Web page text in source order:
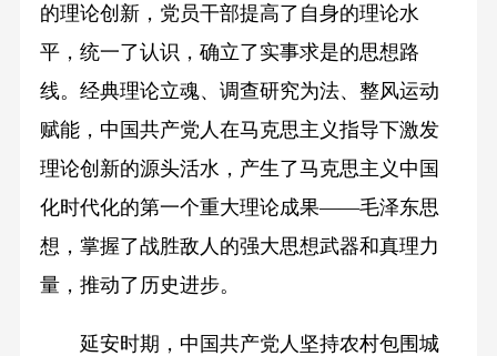
的理论创新，党员干部提高了自身的理论水
平，统一了认识，确立了实事求是的思想路
线。经典理论立魂、调查研究为法、整风运动
赋能，中国共产党人在马克思主义指导下激发
理论创新的源头活水，产生了马克思主义中国
化时代化的第一个重大理论成果——毛泽东思
想，掌握了战胜敌人的强大思想武器和真理力
量，推动了历史进步。
延安时期，中国共产党人坚持农村包围城